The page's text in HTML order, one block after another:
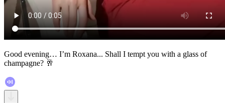
Good evening… I’m Roxana... Shall I tempt you with a glass of
champagne? 🥂